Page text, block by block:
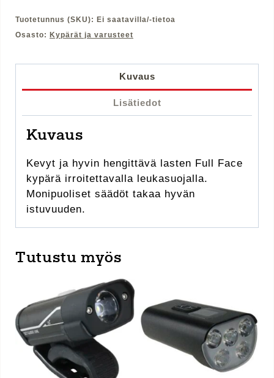
Tuotetunnus (SKU): Ei saatavilla/-tietoa
Osasto: Kypärät ja varusteet
Kuvaus
Lisätiedot
Kuvaus
Kevyt ja hyvin hengittävä lasten Full Face
kypärä irroitettavalla leukasuojalla.
Monipuoliset säädöt takaa hyvän
istuvuuden.
Tutustu myös